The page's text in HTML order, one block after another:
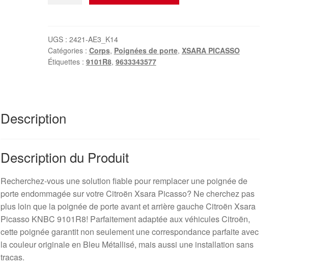
porte
avant
et
Xsara
9101R8
UGS : 2421-AE3_K14
Catégories : Corps, Poignées de porte, XSARA PICASSO
Étiquettes : 9101R8, 9633343577
Description
Description du Produit
Recherchez-vous une solution fiable pour remplacer une poignée de
porte endommagée sur votre Citroën Xsara Picasso? Ne cherchez pas
plus loin que la poignée de porte avant et arrière gauche Citroën Xsara
Picasso KNBC 9101R8! Parfaitement adaptée aux véhicules Citroën,
cette poignée garantit non seulement une correspondance parfaite avec
la couleur originale en Bleu Métallisé, mais aussi une installation sans
tracas.